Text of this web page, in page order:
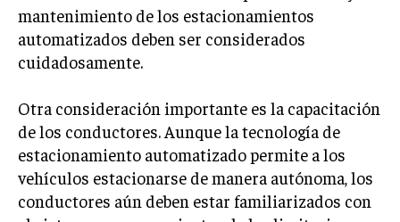
mantenimiento de los estacionamientos
automatizados deben ser considerados
cuidadosamente.
Otra consideración importante es la capacitación
de los conductores. Aunque la tecnología de
estacionamiento automatizado permite a los
vehículos estacionarse de manera autónoma, los
conductores aún deben estar familiarizados con